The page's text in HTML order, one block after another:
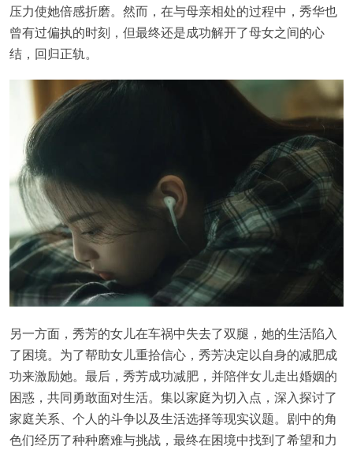
压力使她倍感折磨。然而，在与母亲相处的过程中，秀华也
曾有过偏执的时刻，但最终还是成功解开了母女之间的心
结，回归正轨。
另一方面，秀芳的女儿在车祸中失去了双腿，她的生活陷入
了困境。为了帮助女儿重拾信心，秀芳决定以自身的减肥成
功来激励她。最后，秀芳成功减肥，并陪伴女儿走出婚姻的
困惑，共同勇敢面对生活。集以家庭为切入点，深入探讨了
家庭关系、个人的斗争以及生活选择等现实议题。剧中的角
色们经历了种种磨难与挑战，最终在困境中找到了希望和力